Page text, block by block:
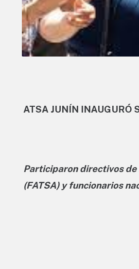
ATSA JUNÍN INAUGURÓ
Participaron directivos de
(FATSA) y funcionarios